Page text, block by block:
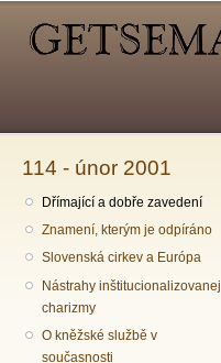
114 - únor 2001
Dřímající a dobře zavedení
Znamení, kterým je odpíráno
Slovenská cirkev a Európa
Nástrahy inštitucionalizovanej
charizmy
O kněžské službě v
současnosti